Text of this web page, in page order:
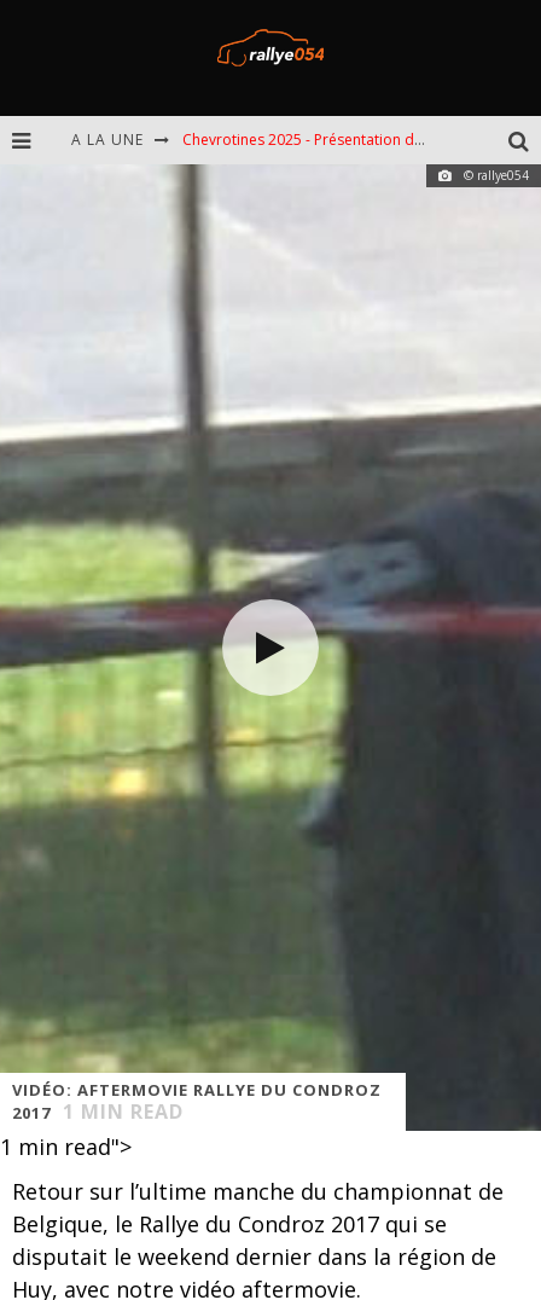
A LA UNE EBR 2025 - Présentation de l'épreuve
© rallye054
VIDÉO: AFTERMOVIE RALLYE DU CONDROZ
2017
1 MIN READ
1 min read">
Retour sur l’ultime manche du championnat de
Belgique, le Rallye du Condroz 2017 qui se
disputait le weekend dernier dans la région de
Huy, avec notre vidéo aftermovie.